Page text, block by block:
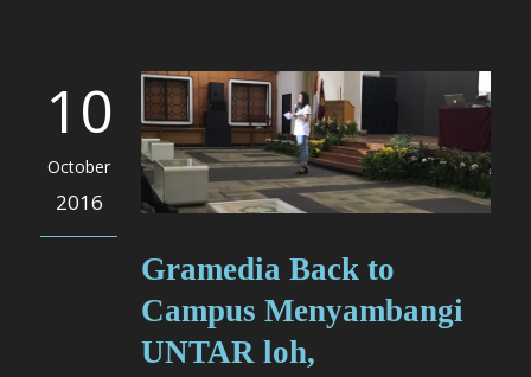
10
October
2016
Gramedia Back to
Campus Menyambangi
UNTAR loh,